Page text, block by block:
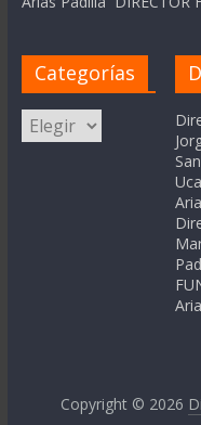
Categorías
Categorías
Copyright © 2026